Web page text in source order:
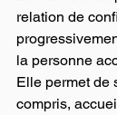
relation de
la personne
Elle permet de
compris,